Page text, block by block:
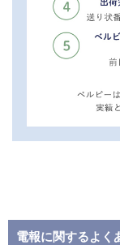
電報に関するよく